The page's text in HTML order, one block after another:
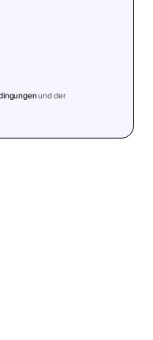
und der